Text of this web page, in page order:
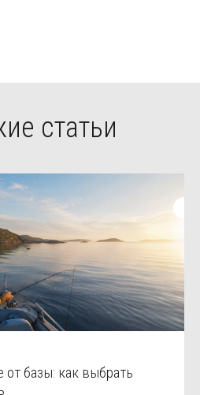
статьи
от базы: как выбрать